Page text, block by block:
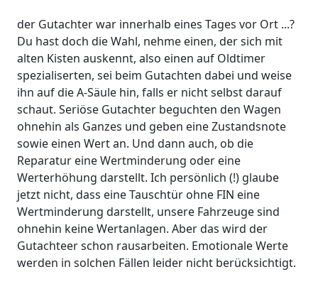
der Gutachter war innerhalb eines Tages vor Ort ...?
Du hast doch die Wahl, nehme einen, der sich mit
alten Kisten auskennt, also einen auf Oldtimer
spezialiserten, sei beim Gutachten dabei und weise
ihn auf die A-Säule hin, falls er nicht selbst darauf
schaut. Seriöse Gutachter beguchten den Wagen
ohnehin als Ganzes und geben eine Zustandsnote
sowie einen Wert an. Und dann auch, ob die
Reparatur eine Wertminderung oder eine
Werterhöhung darstellt. Ich persönlich (!) glaube
jetzt nicht, dass eine Tauschtür ohne FIN eine
Wertminderung darstellt, unsere Fahrzeuge sind
ohnehin keine Wertanlagen. Aber das wird der
Gutachteer schon rausarbeiten. Emotionale Werte
werden in solchen Fällen leider nicht berücksichtigt.